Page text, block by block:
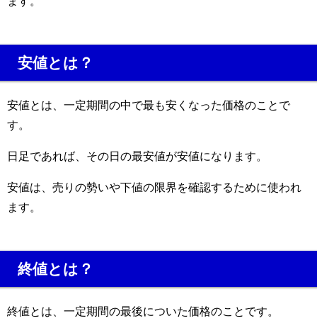
安値とは？
安値とは、一定期間の中で最も安くなった価格のことで
す。
日足であれば、その日の最安値が安値になります。
安値は、売りの勢いや下値の限界を確認するために使われ
ます。
終値とは？
終値とは、一定期間の最後についた価格のことです。